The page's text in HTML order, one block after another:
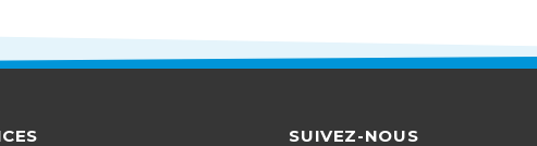
SUIVEZ-NOUS